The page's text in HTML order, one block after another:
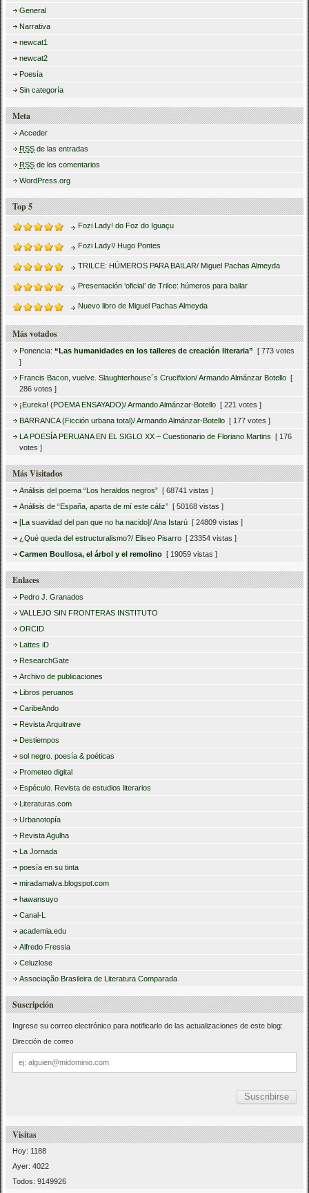
General
Narrativa
newcat1
newcat2
Poesía
Sin categoría
Meta
Acceder
RSS de las entradas
RSS de los comentarios
WordPress.org
Top 5
Fozi Lady! do Foz do Iguaçu
Fozi Lady!/ Hugo Pontes
TRILCE: HÚMEROS PARA BAILAR/ Miguel Pachas Almeyda
Presentación ‘oficial’ de Trilce: húmeros para bailar
Nuevo libro de Miguel Pachas Almeyda
Más votados
Ponencia:“Las humanidades en los talleres de creación literaria”
[ 773 votes
]
Francis Bacon, vuelve. Slaughterhouse´s Crucifixion/ Armando Almánzar Botello [
286 votes ]
¡Eureka! (POEMA ENSAYADO)/ Armando Almánzar-Botello [ 221 votes ]
BARRANCA (Ficción urbana total)/ Armando Almánzar-Botello [ 177 votes ]
LA POESÍA PERUANA EN EL SIGLO XX – Cuestionario de Floriano Martins
[ 176
votes ]
Más Visitados
Análisis del poema “Los heraldos negros” [ 68741 vistas ]
Análisis de “España, aparta de mí este cáliz” [ 50168 vistas ]
[La suavidad del pan que no ha nacido]/ Ana Istarú [ 24809 vistas ]
¿Qué queda del estructuralismo?/ Eliseo Pisarro [ 23354 vistas ]
Carmen Boullosa, el árbol y el remolino [ 19059 vistas ]
Enlaces
Pedro J. Granados
VALLEJO SIN FRONTERAS INSTITUTO
ORCID
Lattes iD
ResearchGate
Archivo de publicaciones
Libros peruanos
CaribeAndo
Revista Arquitrave
Destiempos
sol negro. poesía & poéticas
Prometeo digital
Espéculo. Revista de estudios literarios
Literaturas.com
Urbanotopía
Revista Agulha
La Jornada
poesía en su tinta
miradamalva.blogspot.com
hawansuyo
Canal-L
academia.edu
Alfredo Fressia
Celuzlose
Associação Brasileira de Literatura Comparada
Suscripción
Ingrese su correo electrónico para notificarlo de las actualizaciones de este blog:
Dirección de correo
Dirección
de
correo
Visitas
Hoy: 1188
Ayer: 4022
Todos: 9149926